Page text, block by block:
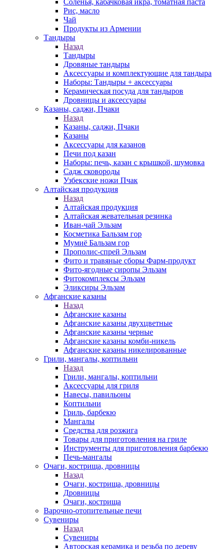
Соленья, кабачковая икра, томатная паста
Рис, масло
Чай
Продукты из Армении
Тандыры
Назад
Тандыры
Дровяные тандыры
Аксессуары и комплектующие для тандыра
Наборы: Тандыры + аксессуары
Керамическая посуда для тандыров
Дровницы и аксессуары
Казаны, саджи, Пчаки
Назад
Казаны, саджи, Пчаки
Казаны
Аксессуары для казанов
Печи под казан
Наборы: печь, казан с крышкой, шумовка
Садж сковороды
Узбекские ножи Пчак
Алтайская продукция
Назад
Алтайская продукция
Алтайская жевательная резинка
Иван-чай Эльзам
Косметика Бальзам гор
Мумиё Бальзам гор
Прополис-спрей Эльзам
Фито и травяные сборы Фарм-продукт
Фито-ягодные сиропы Эльзам
Фитокомплексы Эльзам
Эликсиры Эльзам
Афганские казаны
Назад
Афганские казаны
Афганские казаны двухцветные
Афганские казаны черные
Афганские казаны комби-никель
Афганские казаны никелированные
Грили, мангалы, коптильни
Назад
Грили, мангалы, коптильни
Аксессуары для гриля
Навесы, павильоны
Коптильни
Гриль, барбекю
Мангалы
Средства для розжига
Товары для приготовления на гриле
Инструменты для приготовления барбекю
Печь-мангалы
Очаги, кострища, дровницы
Назад
Очаги, кострища, дровницы
Дровницы
Очаги, кострища
Варочно-отопительные печи
Сувениры
Назад
Сувениры
Авторская керамика и резьба по дереву